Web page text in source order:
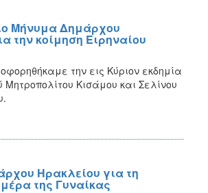
Μήνυμα Δημάρχου
την κοίμηση Ειρηναίου
την εις Κύριον εκδημία
Μητροπολίτου Κισάμου και Σελίνου
Ηρακλείου για τη
της Γυναίκας